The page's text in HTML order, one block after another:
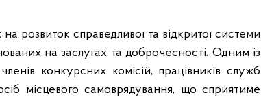
розвиток справедливої та відкритої системи
на заслугах та доброчесності. Одним із
конкурсних комісій, працівників служб
місцевого самоврядування, що сприятиме